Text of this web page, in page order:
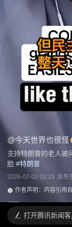
@今天世界也很怪
支持特朗普的老人被
脸 #特朗普
2026-07-02 02:15 发布
作者声明：内容引用
打开腾讯新闻